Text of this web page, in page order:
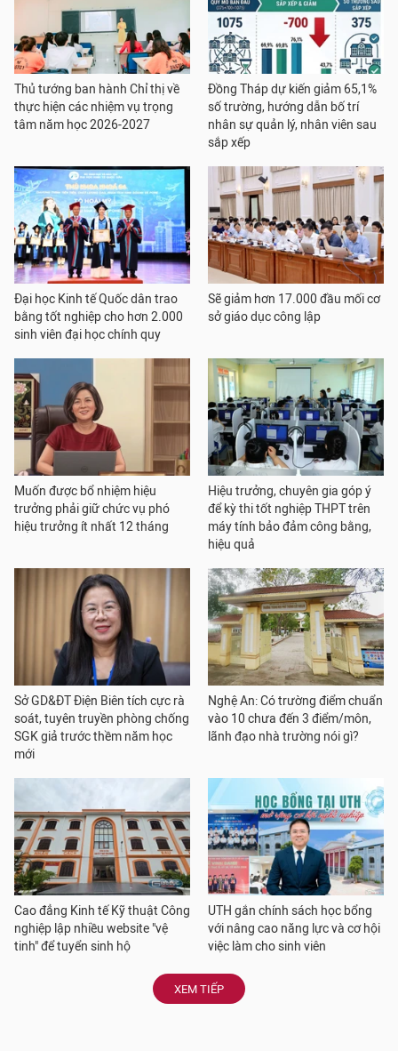
Thủ tướng ban hành Chỉ thị về
thực hiện các nhiệm vụ trọng
tâm năm học 2026-2027
Đồng Tháp dự kiến giảm 65,1%
số trường, hướng dẫn bố trí
nhân sự quản lý, nhân viên sau
sắp xếp
Đại học Kinh tế Quốc dân trao
bằng tốt nghiệp cho hơn 2.000
sinh viên đại học chính quy
Sẽ giảm hơn 17.000 đầu mối cơ
sở giáo dục công lập
Muốn được bổ nhiệm hiệu
trưởng phải giữ chức vụ phó
hiệu trưởng ít nhất 12 tháng
Hiệu trưởng, chuyên gia góp ý
để kỳ thi tốt nghiệp THPT trên
máy tính bảo đảm công bằng,
hiệu quả
Sở GD&ĐT Điện Biên tích cực rà
soát, tuyên truyền phòng chống
SGK giả trước thềm năm học
mới
Nghệ An: Có trường điểm chuẩn
vào 10 chưa đến 3 điểm/môn,
lãnh đạo nhà trường nói gì?
Cao đẳng Kinh tế Kỹ thuật Công
nghiệp lập nhiều website "vệ
tinh" để tuyển sinh hộ
UTH gắn chính sách học bổng
với nâng cao năng lực và cơ hội
việc làm cho sinh viên
XEM TIẾP